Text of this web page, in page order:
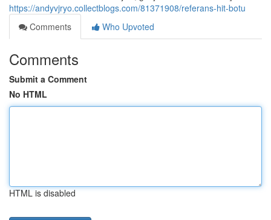
https://andyvjryo.collectblogs.com/81371908/referans-hit-botu
Comments
Who Upvoted
Comments
Submit a Comment
No HTML
HTML is disabled